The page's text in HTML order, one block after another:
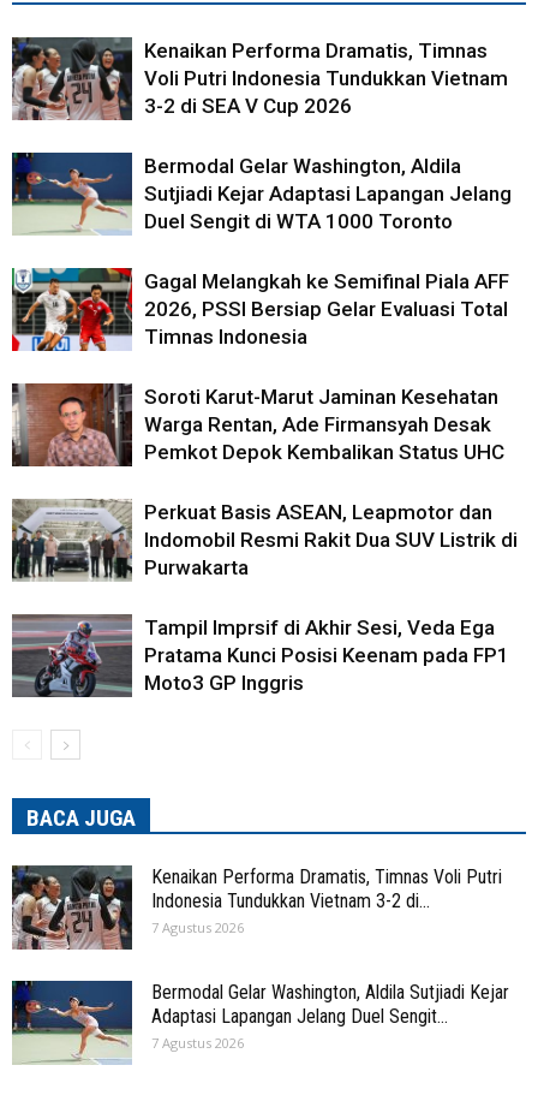
Kenaikan Performa Dramatis, Timnas
Voli Putri Indonesia Tundukkan Vietnam
3-2 di SEA V Cup 2026
Bermodal Gelar Washington, Aldila
Sutjiadi Kejar Adaptasi Lapangan Jelang
Duel Sengit di WTA 1000 Toronto
Gagal Melangkah ke Semifinal Piala AFF
2026, PSSI Bersiap Gelar Evaluasi Total
Timnas Indonesia
Soroti Karut-Marut Jaminan Kesehatan
Warga Rentan, Ade Firmansyah Desak
Pemkot Depok Kembalikan Status UHC
Perkuat Basis ASEAN, Leapmotor dan
Indomobil Resmi Rakit Dua SUV Listrik di
Purwakarta
Tampil Imprsif di Akhir Sesi, Veda Ega
Pratama Kunci Posisi Keenam pada FP1
Moto3 GP Inggris
BACA JUGA
Kenaikan Performa Dramatis, Timnas Voli Putri
Indonesia Tundukkan Vietnam 3-2 di...
7 Agustus 2026
Bermodal Gelar Washington, Aldila Sutjiadi Kejar
Adaptasi Lapangan Jelang Duel Sengit...
7 Agustus 2026